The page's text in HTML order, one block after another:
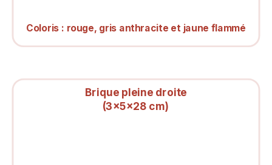
Coloris : rouge, gris anthracite et jaune flammé
Brique pleine droite
(3x5x28 cm)